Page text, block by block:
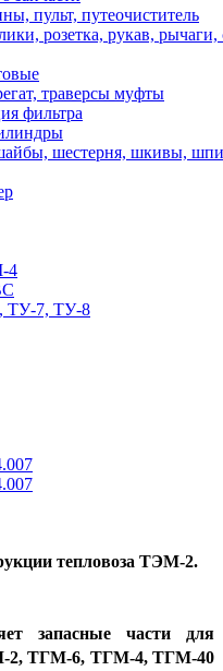
пульт, путеочиститель
розетка, рукав, рычаги,
траверсы муфты
фильтра
шестерня, шкивы,
4
ТУ-7, ТУ-8
тепловоза ТЭМ-2.
запасные части для
2, ТГМ-6, ТГМ-4, ТГМ-40